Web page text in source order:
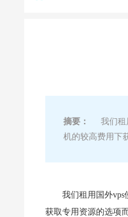
摘要：
我们租
机的较高费用下
我们租用国外vps
获取专用资源的选项